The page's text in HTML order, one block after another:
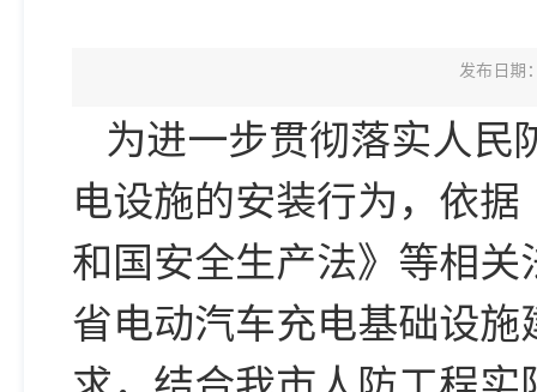
发布日期
为进一步贯彻落实人民
电设施的安装行为，依
和国安全生产法》等相
省电动汽车充电基础设